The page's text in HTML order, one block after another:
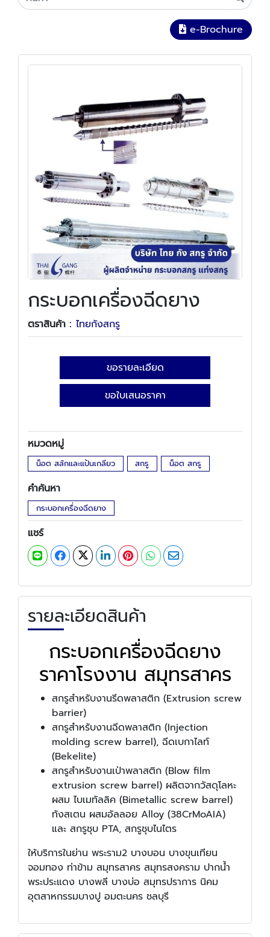
e-Brochure
กระบอกเครื่องฉีดยาง
ตราสินค้า : ไทยกังสกรู
ขอรายละเอียด
ขอใบเสนอราคา
หมวดหมู่
น็อต สลักและแป้นเกลียว สกรู น็อต สกรู
คำค้นหา
กระบอกเครื่องฉีดยาง
แชร์
รายละเอียดสินค้า
กระบอกเครื่องฉีดยาง
ราคาโรงงาน สมุทรสาคร
สกรูสำหรับงานรีดพลาสติก (Extrusion screw
barrier)
สกรูสำหรับงานฉีดพลาสติก (Injection
molding screw barrel), ฉีดเบกาไลท์
(Bekelite)
สกรูสำหรับงานเป่าพลาสติก (Blow film
extrusion screw barrel) ผลิตจากวัสดุโลหะ
ผสม ไบเมทัลลิค (Bimetallic screw barrel)
ทังสเตน ผสมอัลลอย Alloy (38CrMoAIA)
และ สกรูชุบ PTA, สกรูชุบไนไตร
ให้บริการในย่าน พระราม2 บางบอน บางขุนเทียน
จอมทอง ท่าข้าม สมุทรสาคร สมุทรสงคราม ปากน้ำ
พระประแดง บางพลี บางบ่อ สมุทรปราการ นิคม
อุตสาหกรรมบางปู อมตะนคร ชลบุรี